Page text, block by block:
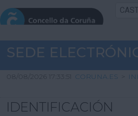
INICIO SEDE
INICIO
INFORMACIÓN
SEDE
08/08/2026 17:33:51 CORUNA.ES >
IDENTIFICACIÓN